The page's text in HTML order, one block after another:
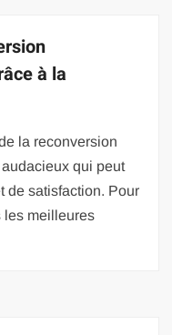
à la
la reconversion
qui peut
de satisfaction. Pour
les meilleures